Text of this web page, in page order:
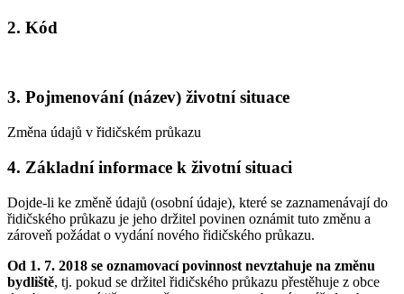
2. Kód
3. Pojmenování (název) životní situace
Změna údajů v řidičském průkazu
4. Základní informace k životní situaci
Dojde-li ke změně údajů (osobní údaje), které se zaznamenávají do
řidičského průkazu je jeho držitel povinen oznámit tuto změnu a
zároveň požádat o vydání nového řidičského průkazu.
Od 1. 7. 2018 se oznamovací povinnost nevztahuje na změnu
bydliště, tj. pokud se držitel řidičského průkazu přestěhuje z obce